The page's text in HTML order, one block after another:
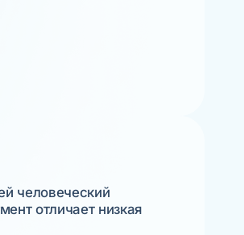
человеческий
отличает низкая